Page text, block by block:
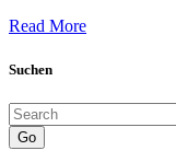
Read More
Suchen
Go